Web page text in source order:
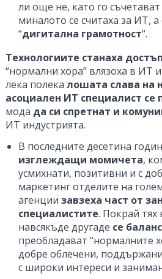
ли още не, като го
миналото се считаха за ИТ, а
“дигитална грамотност“.
Технологиите станаха
“нормални хора” влязоха в ИТ
лека полека лошата слава на
асоциален ИТ специалист се
мода да си спретнат и
ИТ индустрията.
В последните десетина
изглеждащи момичета,
усмихнати, позитивни и с
маркетинг отделите на
агенциизавзеха част от
специалистите. Покрай
навсякъде другаде се
преобладават “нормалните
добре облечени,
с широки интереси и